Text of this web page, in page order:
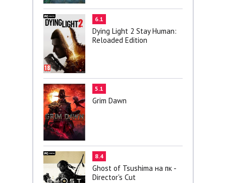
6.1
Dying Light 2 Stay Human:
Reloaded Edition
5.1
Grim Dawn
8.4
Ghost of Tsushima на пк -
Director's Cut